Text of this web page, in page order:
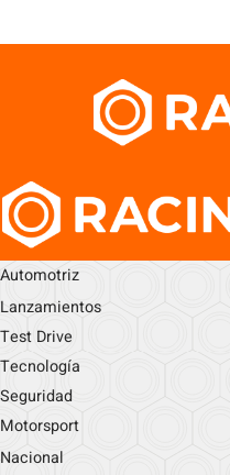
Automotriz
Lanzamientos
Test Drive
Tecnología
Seguridad
Motorsport
Nacional